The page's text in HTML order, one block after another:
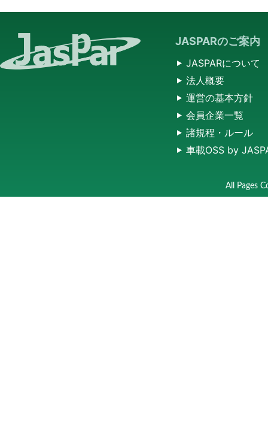
JASPARのご案内
JASPARについて
法人概要
運営の基本方針
会員企業一覧
諸規程・ルール
車載OSS by
All Pages